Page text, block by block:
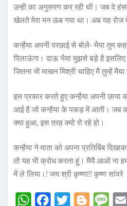
उन्ही का अनुसरण कर रही थी। जब वे
खेलते मेरा मन ऊब गया था। अब यह रोज
कन्हैया अपनी परछाई से बोले- भैया तुम
पिलाऊंगा। दाऊ भैया मुझसे बड़े है
जितना भी माखन मिश्री चाहिए मै तुम्हें
इस प्रकार करते हुए कन्हैया अपनी
आई है जो कन्हैया के पकड़ में आती। जब
क्या हुआ, इस तरह क्यो रो रहे हो।
कन्हैया ने माता को अपना प्रतिबिंब
तो यह भी क्रोध करता हूं। मैयै आओ ना
में ले लिया।! जय श्री कृष्णा!! कृष्ण सांवरे
W F T Bl M